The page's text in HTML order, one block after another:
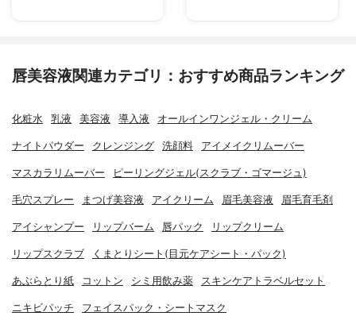
唇美容液関連カテゴリ：おすすめ商品ランキング
化粧水 乳液 美容液 導入液 オールインワンジェル・クリーム
ナイトパウダー クレンジング 洗顔料 アイメイクリムーバー
マスカラリムーバー ピーリングジェル(スクラブ・ゴマージュ)
毛穴スプレー まつげ美容液 アイクリーム 眉毛美容液 眉毛育毛剤
アイシャンプー リップバーム 唇パック リップクリーム
リップスクラブ くまとりシート(目元ケアシート・パック)
あぶらとり紙 コットン シミ用飲み薬 スキンケアトラベルセット
ニキビパッチ フェイスパック・シートマスク